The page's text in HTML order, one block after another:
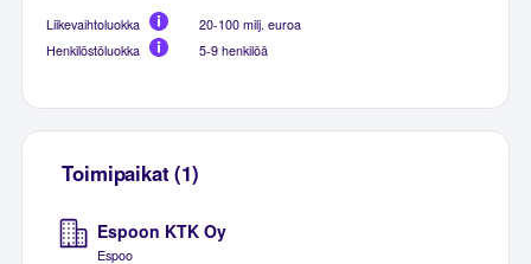
Liikevaihtoluokka
20-100 milj. euroa
Henkilöstöluokka
5-9 henkilöä
Toimipaikat (1)
Espoon KTK Oy
Espoo